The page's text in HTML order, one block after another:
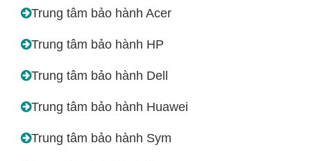
Trung tâm bảo hành Acer
Trung tâm bảo hành HP
Trung tâm bảo hành Dell
Trung tâm bảo hành Huawei
Trung tâm bảo hành Sym